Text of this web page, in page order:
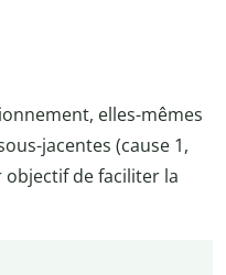
elles-mêmes
jacentes (cause 1,
objectif de faciliter la